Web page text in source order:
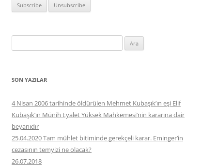
SON YAZILAR
4 Nisan 2006 tarihinde öldürülen Mehmet Kubaşık’ın eşi Elif
Kubaşık’ın Münih Eyalet Yüksek Mahkemesi’nin kararına dair
beyanıdır
25.04.2020 Tam mühlet bitiminde gerekçeli karar. Eminger’in
cezasının temyizi ne olacak?
26.07.2018